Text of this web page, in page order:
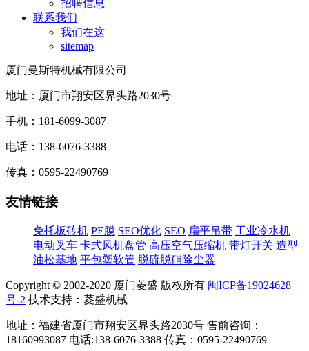
招聘信息
联系我们
我们在这
sitemap
厦门曼斯特机械有限公司
地址：厦门市翔安区界头路2030号
手机：181-6099-3087
电话：138-6076-3388
传真：0595-22490769
友情链接
免托板砖机 PE膜 SEO优化 SEO 扁平吊带 工业冷水机
电动叉车 卡式风机盘管 高压空气压缩机 带灯开关 造型
油松基地 平包塑软管 脱硫脱硝除尘器
Copyright © 2002-2020 厦门菱盛 版权所有 闽ICP备19024628
号-2 技术支持：菱盛机械
地址：福建省厦门市翔安区界头路2030号 售前咨询：
18160993087 电话:138-6076-3388 传真：0595-22490769